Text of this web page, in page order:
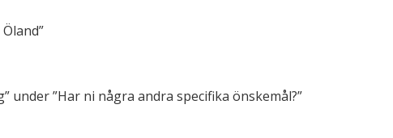
under ”Har ni några andra specifika önskemål?”